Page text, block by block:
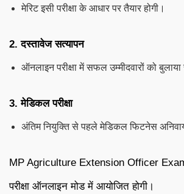
मेरिट इसी परीक्षा के आधार पर तैयार होगी।
2. दस्तावेज सत्यापन
ऑनलाइन परीक्षा में सफल उम्मीदवारों को बुलाया
3. मेडिकल परीक्षा
अंतिम नियुक्ति से पहले मेडिकल फिटनेस
MP Agriculture Extension Officer
परीक्षा ऑनलाइन मोड में आयोजित होगी।